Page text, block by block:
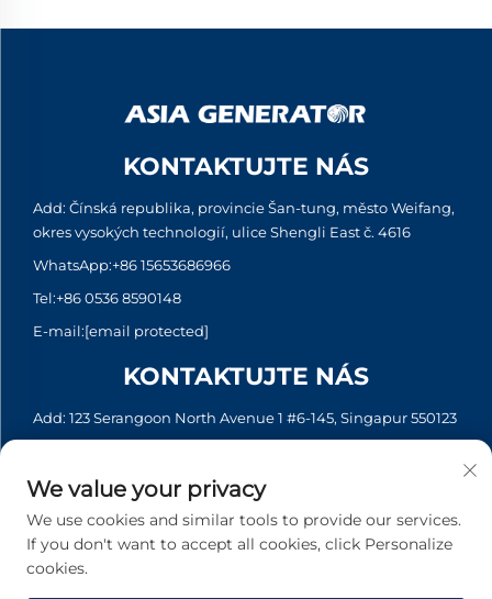
KONTAKTUJTE NÁS
Add: Čínská republika, provincie Šan-tung, město Weifang,
okres vysokých technologií, ulice Shengli East č. 4616
WhatsApp:+86 15653686966
Tel:+86 0536 8590148
E-mail:[email protected]
KONTAKTUJTE NÁS
Add: 123 Serangoon North Avenue 1 #6-145, Singapur 550123
Tel:+65 6935 2033
E-mail: [email protected]
Copyright © 2026 Asia Generator Co., Ltd. Všechna práva
We value your privacy
We use cookies and similar tools to provide our services.
If you don't want to accept all cookies, click Personalize
cookies.